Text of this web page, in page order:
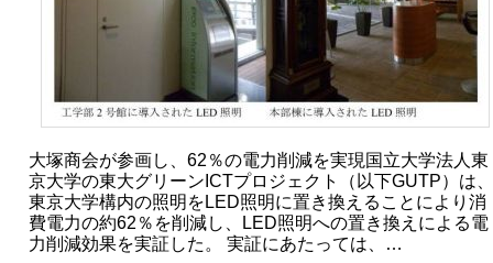
大塚商会が参画し、62％の電力削減を実現国立大学法人東
京大学の東大グリーンICTプロジェクト（以下GUTP）は、
東京大学構内の照明をLED照明に置き換えることにより消
費電力の約62％を削減し、LED照明への置き換えによる電
力削減効果を実証した。 実証にあたっては、…